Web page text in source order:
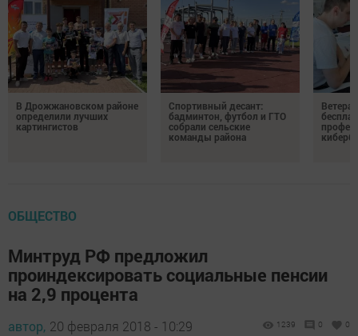
В Дрожжановском районе
определили лучших
картингистов
Спортивный десант:
бадминтон, футбол и ГТО
собрали сельские
команды района
ОБЩЕСТВО
Минтруд РФ предложил
проиндексировать социальные пенсии
на 2,9 процента
автор, 20 февраля 2018 - 10:29 1239 0 0